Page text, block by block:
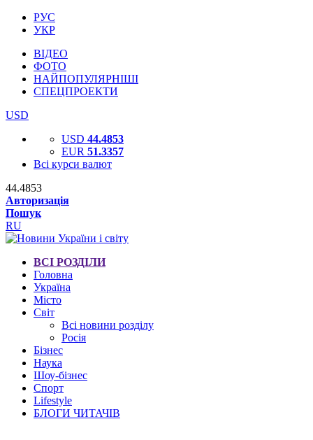
РУС
УКР
ВІДЕО
ФОТО
НАЙПОПУЛЯРНІШІ
СПЕЦПРОЕКТИ
USD
USD 44.4853
EUR 51.3357
Всі курси валют
44.4853
Авторизація
Пошук
RU
ВСІ РОЗДІЛИ
Головна
Україна
Місто
Світ
Всі новини розділу
Росія
Бізнес
Наука
Шоу-бізнес
Спорт
Lifestyle
БЛОГИ ЧИТАЧІВ